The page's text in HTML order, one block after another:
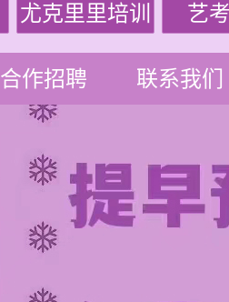
尤克里里培训 艺
合作招聘 联系我们